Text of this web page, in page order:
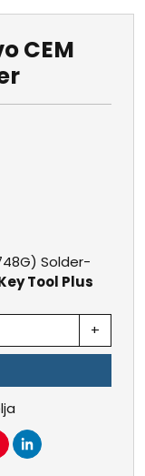
CEM
Solder-
Tool Plus
+